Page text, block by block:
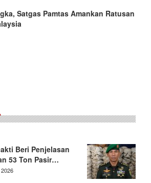
Satgas Pamtas Amankan Ratusan
Beri Penjelasan
53 Ton Pasir…